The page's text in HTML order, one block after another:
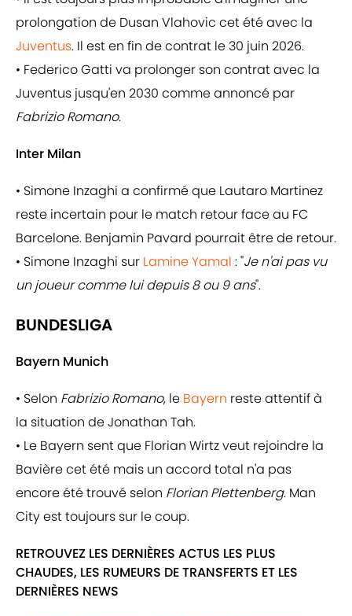
prolongation de Dusan Vlahovic cet été avec la
Juventus. Il est en fin de contrat le 30 juin 2026.
• Federico Gatti va prolonger son contrat avec la
Juventus jusqu'en 2030 comme annoncé par
Fabrizio Romano.
Inter Milan
• Simone Inzaghi a confirmé que Lautaro Martinez
reste incertain pour le match retour face au FC
Barcelone. Benjamin Pavard pourrait être de retour.
• Simone Inzaghi sur Lamine Yamal : "Je n'ai pas vu
un joueur comme lui depuis 8 ou 9 ans".
BUNDESLIGA
Bayern Munich
• Selon Fabrizio Romano, le Bayern reste attentif à
la situation de Jonathan Tah.
• Le Bayern sent que Florian Wirtz veut rejoindre la
Bavière cet été mais un accord total n'a pas
encore été trouvé selon Florian Plettenberg. Man
City est toujours sur le coup.
RETROUVEZ LES DERNIÈRES ACTUS LES PLUS
CHAUDES, LES RUMEURS DE TRANSFERTS ET LES
DERNIÈRES NEWS